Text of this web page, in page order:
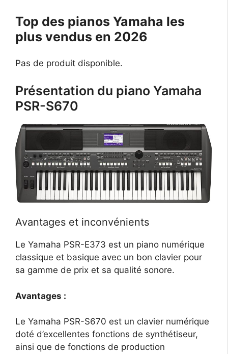
Top des pianos Yamaha les
plus vendus en 2026
Pas de produit disponible.
Présentation du piano Yamaha
PSR-S670
Avantages et inconvénients
Le Yamaha PSR-E373 est un piano numérique
classique et basique avec un bon clavier pour
sa gamme de prix et sa qualité sonore.
Avantages :
Le Yamaha PSR-S670 est un clavier numérique
doté d’excellentes fonctions de synthétiseur,
ainsi que de fonctions de production